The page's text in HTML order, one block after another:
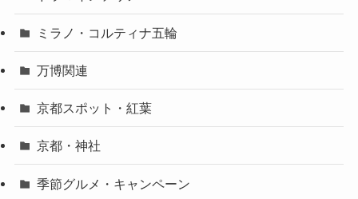
ミラノ・コルティナ五輪
万博関連
京都スポット・紅葉
京都・神社
季節グルメ・キャンペーン